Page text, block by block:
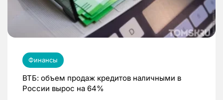
Финансы
ВТБ: объем продаж кредитов наличными в
России вырос на 64%